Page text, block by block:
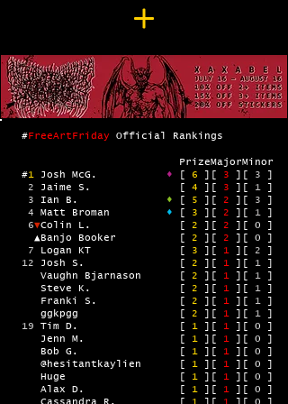
#FreeArtFriday Official Rankings
PrizeMajorMinor
#1 Josh McG. ♦ [ 6 ][ 3 ][ 3 ]
2 Jaime S. [ 4 ][ 3 ][ 1
]
3
Ian B. ♦ [ 5 ] [ 2 ][ 3 ]
4
Matt Broman ♦ [ 3 ] [ 2 ][ 1
]
6▼Colin L. [ 2 ][ 2 ][ 0
]
▲Banjo Booker [ 2 ][ 2 ][ 0 ]
7 Logan KT [ 3 ][ 1 ][ 2 ]
12 Josh S. [ 2 ][ 1 ][ 1
]
Vaughn Bjarnason [ 2 ][ 1 ][ 1
]
Steve K. [ 2 ][ 1 ][ 1
]
Franki S. [ 2 ][ 1 ][ 1
]
ggkpgg [ 2 ][ 1 ][ 1
]
19 Tim D. [ 1 ][ 1 ][ 0 ]
Jenn M. [ 1 ][ 1 ][ 0 ]
Bob G. [ 1 ][ 1 ][ 0 ]
@hesitantkaylien [ 1 ][ 1 ][ 0 ]
Huge [ 1 ][ 1 ][ 0 ]
Alax D. [ 1 ][ 1 ][ 0 ]
Cassandra R. [ 1 ][ 1 ][ 0 ]